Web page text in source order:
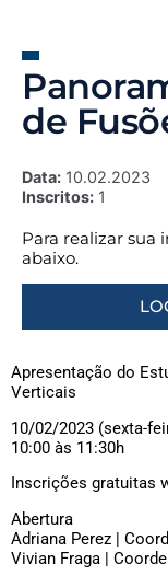
de
Data: 10.02.2023
Inscritos: 1
Para realizar sua
abaixo.
Apresentação do
Verticais
10/02/2023 (sexta-
10:00 às 11:30h
Inscrições gratuitas
Abertura
Adriana Perez |
Vivian Fraga |